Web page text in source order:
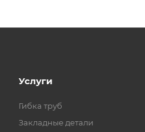
Услуги
Гибка труб
Закладные детали